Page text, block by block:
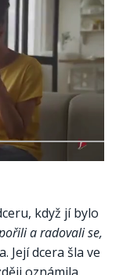
když jí bylo
a radovali se,
Její dcera šla ve